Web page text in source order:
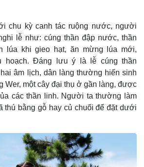
chu kỳ canh tác ruộng nước, người
lễ như: cúng thần đập nước, thần
lúa khi gieo hạt, ăn mừng lúa mới,
hoạch. Ðáng lưu ý là lễ cúng thần
âm lịch, dân làng thường hiến sinh
Wer, một cây đại thụ ở gần làng, được
các thần linh. Người ta thường làm
thú bằng gỗ hay củ chuối để đặt dưới